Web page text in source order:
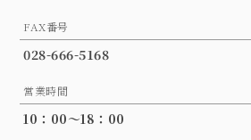
FAX番号
028-666-5168
営業時間
10：00～18：00